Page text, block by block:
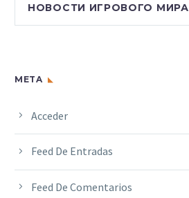
НОВОСТИ ИГРОВОГО МИРА
META
Acceder
Feed De Entradas
Feed De Comentarios